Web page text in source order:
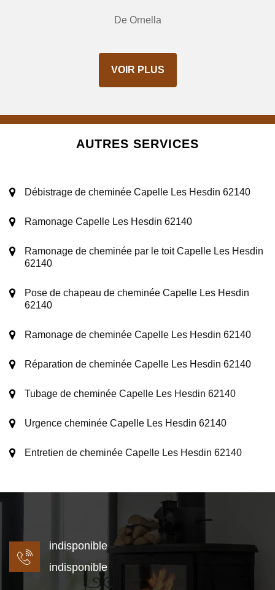
De Ornella
VOIR PLUS
AUTRES SERVICES
Débistrage de cheminée Capelle Les Hesdin 62140
Ramonage Capelle Les Hesdin 62140
Ramonage de cheminée par le toit Capelle Les Hesdin
62140
Pose de chapeau de cheminée Capelle Les Hesdin
62140
Ramonage de cheminée Capelle Les Hesdin 62140
Réparation de cheminée Capelle Les Hesdin 62140
Tubage de cheminée Capelle Les Hesdin 62140
Urgence cheminée Capelle Les Hesdin 62140
Entretien de cheminée Capelle Les Hesdin 62140
indisponible
indisponible